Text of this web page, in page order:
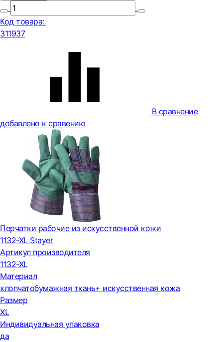
Код товара:
311937
В сравнение
добавлено к сравению
Перчатки рабочие из искусственной кожи
1132-XL Stayer
Артикул производителя
1132-XL
Материал
хлопчатобумажная ткань+ искусственная кожа
Размер
XL
Индивидуальная упаковка
да